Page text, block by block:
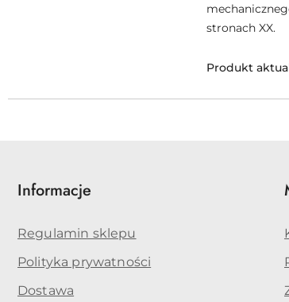
stronach XX.
Produkt
Informacje
Regulamin sklepu
Polityka prywatności
Dostawa